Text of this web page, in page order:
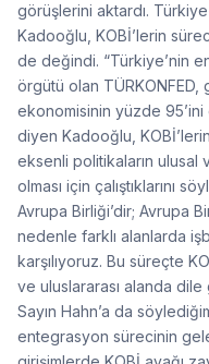
görüşlerini aktardı.
Kadooğlu, KOBİ’lerin
de değindi. “Türkiye’nin
örgütü olan
ekonomisinin yüzde 95’ini
diyen Kadooğlu,
eksenli politikaların ulusal
olması için çalıştıklarını
Avrupa Birliği’dir; Avrupa
nedenle farklı alanlarda
karşılıyoruz. Bu süreçte
ve uluslararası alanda
Sayın Hahn’a da
entegrasyon sürecinin